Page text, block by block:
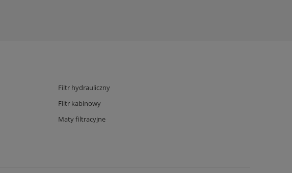
Filtr hydrauliczny
Filtr kabinowy
Maty filtracyjne